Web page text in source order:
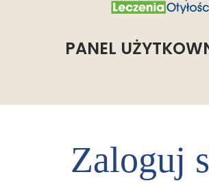
PANEL
Zaloguj